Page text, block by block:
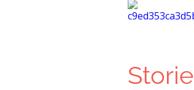
Storie